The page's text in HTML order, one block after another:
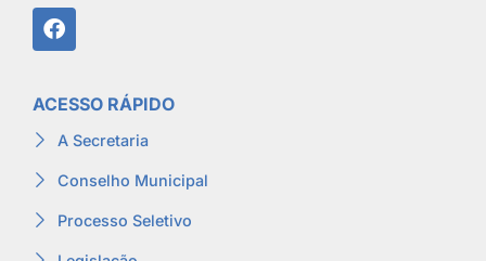
ACESSO RÁPIDO
A Secretaria
Conselho Municipal
Processo Seletivo